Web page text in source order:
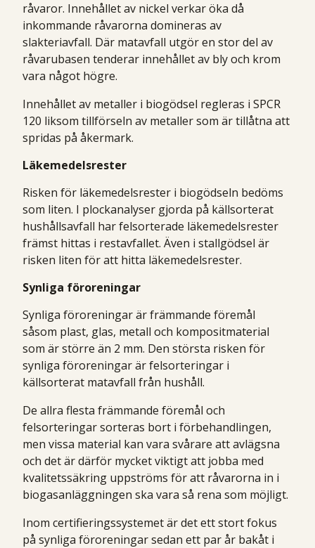
råvaror. Innehållet av nickel verkar öka då
inkommande råvarorna domineras av
slakteriavfall. Där matavfall utgör en stor del av
råvarubasen tenderar innehållet av bly och krom
vara något högre.
Innehållet av metaller i biogödsel regleras i SPCR
120 liksom tillförseln av metaller som är tillåtna att
spridas på åkermark.
Läkemedelsrester
Risken för läkemedelsrester i biogödseln bedöms
som liten. I plockanalyser gjorda på källsorterat
hushållsavfall har felsorterade läkemedelsrester
främst hittas i restavfallet. Även i stallgödsel är
risken liten för att hitta läkemedelsrester.
Synliga föroreningar
Synliga föroreningar är främmande föremål
såsom plast, glas, metall och kompositmaterial
som är större än 2 mm. Den största risken för
synliga föroreningar är felsorteringar i
källsorterat matavfall från hushåll.
De allra flesta främmande föremål och
felsorteringar sorteras bort i förbehandlingen,
men vissa material kan vara svårare att avlägsna
och det är därför mycket viktigt att jobba med
kvalitetssäkring uppströms för att råvarorna in i
biogasanläggningen ska vara så rena som möjligt.
Inom certifieringssystemet är det ett stort fokus
på synliga föroreningar sedan ett par år bakåt i